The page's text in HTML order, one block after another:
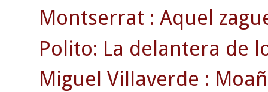
Montserrat : Aquel
Polito: La delantera de
Miguel Villaverde :